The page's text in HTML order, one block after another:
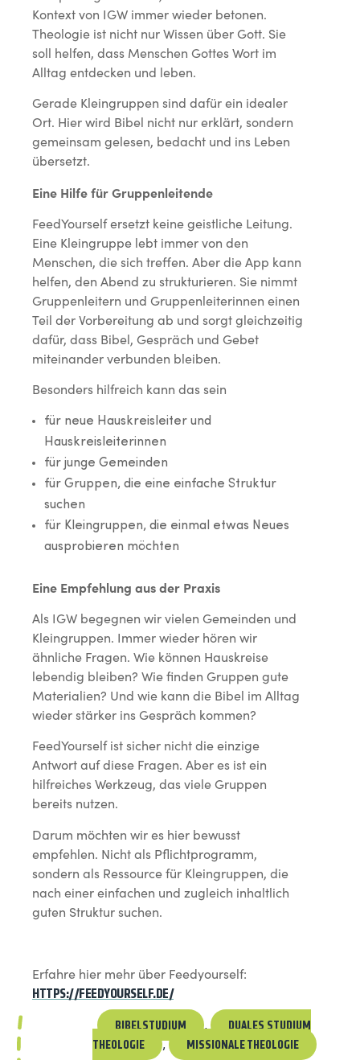
Kontext von IGW immer wieder betonen.
Theologie ist nicht nur Wissen über Gott. Sie
soll helfen, dass Menschen Gottes Wort im
Alltag entdecken und leben.
Gerade Kleingruppen sind dafür ein idealer
Ort. Hier wird Bibel nicht nur erklärt, sondern
gemeinsam gelesen, bedacht und ins Leben
übersetzt.
Eine Hilfe für Gruppenleitende
FeedYourself ersetzt keine geistliche Leitung.
Eine Kleingruppe lebt immer von den
Menschen, die sich treffen. Aber die App kann
helfen, den Abend zu strukturieren. Sie nimmt
Gruppenleitern und Gruppenleiterinnen einen
Teil der Vorbereitung ab und sorgt gleichzeitig
dafür, dass Bibel, Gespräch und Gebet
miteinander verbunden bleiben.
Besonders hilfreich kann das sein
für neue Hauskreisleiter und
Hauskreisleiterinnen
für junge Gemeinden
für Gruppen, die eine einfache Struktur
suchen
für Kleingruppen, die einmal etwas Neues
ausprobieren möchten
Eine Empfehlung aus der Praxis
Als IGW begegnen wir vielen Gemeinden und
Kleingruppen. Immer wieder hören wir
ähnliche Fragen. Wie können Hauskreise
lebendig bleiben? Wie finden Gruppen gute
Materialien? Und wie kann die Bibel im Alltag
wieder stärker ins Gespräch kommen?
FeedYourself ist sicher nicht die einzige
Antwort auf diese Fragen. Aber es ist ein
hilfreiches Werkzeug, das viele Gruppen
bereits nutzen.
Darum möchten wir es hier bewusst
empfehlen. Nicht als Pflichtprogramm,
sondern als Ressource für Kleingruppen, die
nach einer einfachen und zugleich inhaltlich
guten Struktur suchen.
Erfahre hier mehr über Feedyourself:
HTTPS://FEEDYOURSELF.DE/
BIBELSTUDIUM ,
DUALES STUDIUM
THEOLOGIE
, MISSIONALE THEOLOGIE